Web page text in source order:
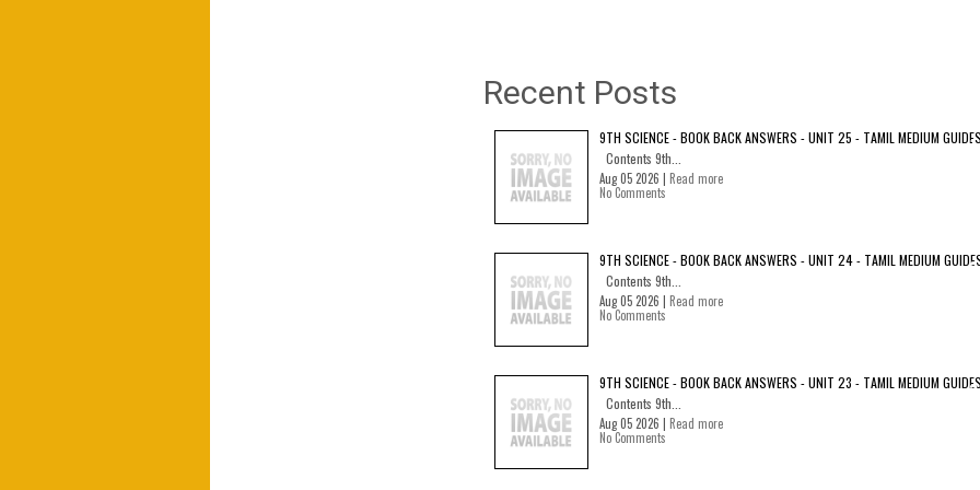
Recent Posts
9TH SCIENCE - BOOK BACK ANSWERS - UNIT 25 - TAMIL MEDIUM GUIDES
Contents 9th...
Aug 05 2026 | Read more
No Comments
9TH SCIENCE - BOOK BACK ANSWERS - UNIT 24 - TAMIL MEDIUM
Contents 9th...
Aug 05 2026 | Read more
No Comments
9TH SCIENCE - BOOK BACK ANSWERS - UNIT 23 - TAMIL MEDIUM GUIDES
Contents 9th...
Aug 05 2026 | Read more
No Comments